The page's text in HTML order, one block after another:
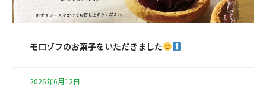
モロゾフのお菓子をいただきました
2026年6月12日